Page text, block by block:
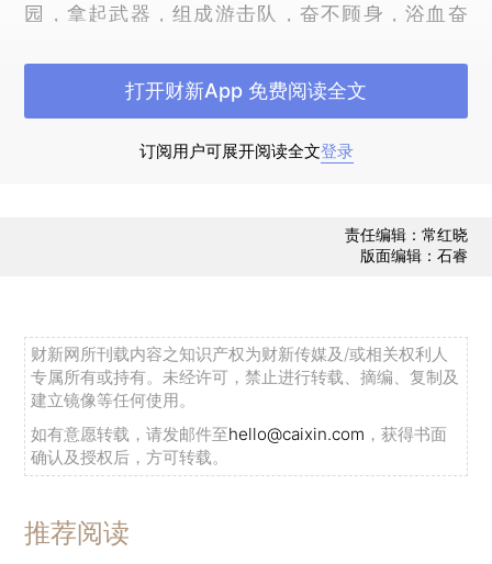
园，拿起武器，组成游击队，奋不顾身，浴血奋
染遍了香江。军民共赴国难，留下许多可歌可泣的
英雄故事。因此，我们建议在纪念抗日战争胜利70
周年的全国性活动中，加强宣传这段历史，让国人
有感于香港目前中小学教科书中有关香港抗日
历史资料的不足，民建联正在民间搜集当年的抗日
人，以及研究这段历史的学者，计划整理这些历史
资料，制作成教育宣传短片以及图片数据，展开社
会宣传，让香港社会，尤其是青年人能更多了解当
年的情况，填补教科书中的不足。
访问了几名曾经历当年抗日战争的老人，听他们回
订阅用户可展开阅读全文登录
打开财新App 免费阅读全文
责任编辑：常红晓
版面编辑：石睿
财新网所刊载内容之知识产权为财新传媒及/或相关权利人
专属所有或持有。未经许可，禁止进行转载、摘编、复制及
建立镜像等任何使用。
如有意愿转载，请发邮件至hello@caixin.com ，获得书面
确认及授权后，方可转载。
推荐阅读